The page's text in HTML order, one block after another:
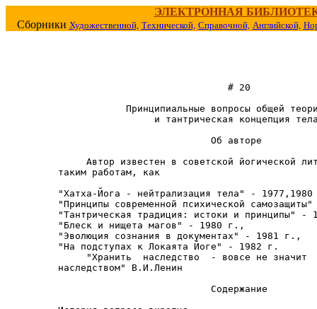
ЭЛЕКТРОННАЯ
Сборники Художественной, Технической, Справочной, Английской,